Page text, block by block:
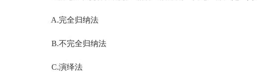
A.完全归纳法
B.不完全归纳法
C.演绎法